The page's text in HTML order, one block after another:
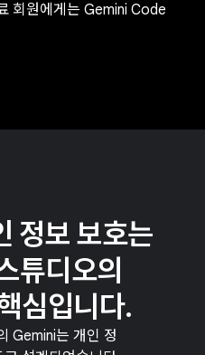
회원에게는 Gemini Code
정보 보호는
디오의
심입니다.
Gemini는 개인 정